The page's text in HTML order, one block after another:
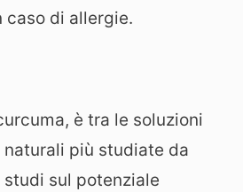
di allergie.
è tra le soluzioni
più studiate da
sul potenziale